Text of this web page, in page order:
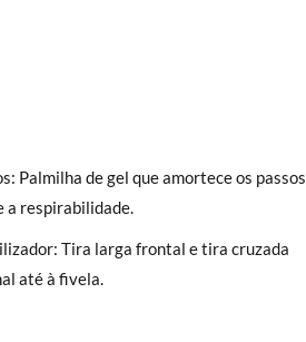
Palmilha de gel que amortece os passos
a respirabilidade.
Tira larga frontal e tira cruzada
até à fivela.
a nossa loja física à porta da
Urgente (1 a 2 dias úteis para
a 30 €, o envio terá um custo de 2,95 €
não lhe servirem, basta ir à secção de